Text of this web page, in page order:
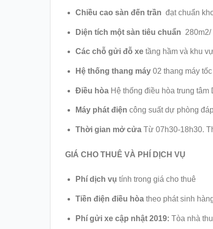
Chiều cao sàn đến trần đạt chuẩn
Diện tích một sàn tiêu chuẩn 280m2/
Các chỗ gửi đỗ xe tầng hầm và khu
Hệ thống thang máy 02 thang máy
Điều hòa Hệ thống điều hòa trung tâm
Máy phát điện công suất dự phòng
Thời gian mở cửa Từ 07h30-18h30.
GIÁ CHO THUÊ VÀ PHÍ DỊCH VỤ
Phí dịch vụ tính trong giá cho thuê
Tiền điện điều hòa theo phát sinh
Phí gửi xe cập nhật 2019: Tòa nhà